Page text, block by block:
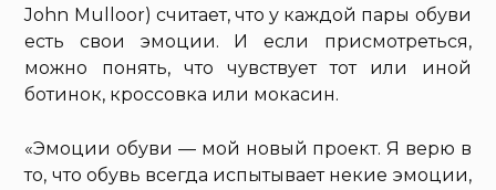
John Mulloor) считает, что у каждой пары обуви
есть свои эмоции. И если присмотреться,
можно понять, что чувствует тот или иной
ботинок, кроссовка или мокасин.
«Эмоции обуви — мой новый проект. Я верю в
то, что обувь всегда испытывает некие эмоции,